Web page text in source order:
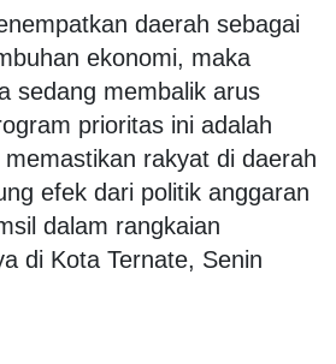
daerah sebagai
ekonomi, maka
sedang membalik arus
prioritas ini adalah
rakyat di daerah
efek dari politik anggaran
dalam rangkaian
di Kota Ternate, Senin